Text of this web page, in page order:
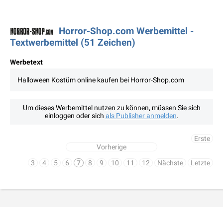
Horror-Shop.com Werbemittel -
Textwerbemittel (51 Zeichen)
Werbetext
Halloween Kostüm online kaufen bei Horror-Shop.com
Um dieses Werbemittel nutzen zu können, müssen Sie sich
einloggen oder sich als Publisher anmelden.
Erste
Vorherige
3
4 5 6 7 8 9 10 11 12 Nächste Letzte